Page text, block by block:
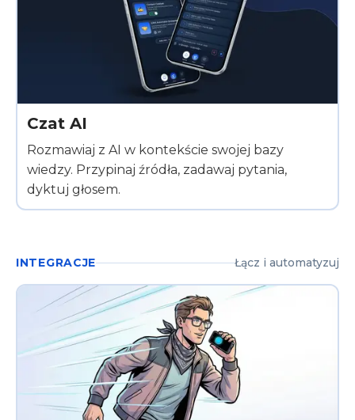
Czat AI
Rozmawiaj z AI w kontekście swojej bazy
wiedzy. Przypinaj źródła, zadawaj pytania,
dyktuj głosem.
INTEGRACJE Łącz i automatyzuj